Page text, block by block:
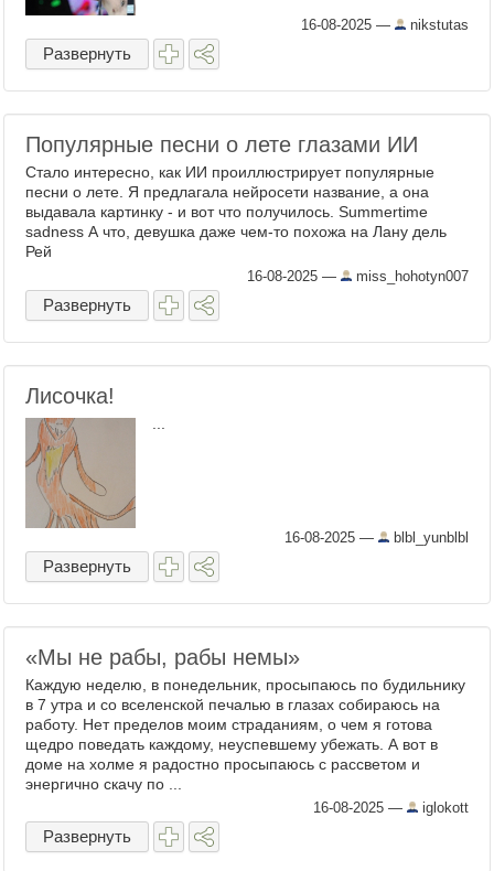
16-08-2025 — nikstutas
Развернуть
Популярные песни о лете глазами ИИ
Стало интересно, как ИИ проиллюстрирует популярные
песни о лете. Я предлагала нейросети название, а она
выдавала картинку - и вот что получилось. Summertime
sadness А что, девушка даже чем-то похожа на Лану дель
Рей
16-08-2025 — miss_hohotyn007
Развернуть
Лисочка!
16-08-2025 — blbl_yunblbl
Развернуть
«Мы не рабы, рабы немы»
Каждую неделю, в понедельник, просыпаюсь по будильнику
в 7 утра и со вселенской печалью в глазах собираюсь на
работу. Нет пределов моим страданиям, о чем я готова
щедро поведать каждому, неуспевшему убежать. А вот в
доме на холме я радостно просыпаюсь с рассветом и
энергично скачу по ...
16-08-2025 — iglokott
Развернуть